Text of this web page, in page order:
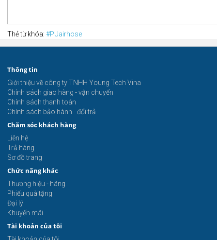
Thẻ từ khóa: #PUairhose
Thông tin
Giới thiệu về công ty TNHH Young Tech Vina
Chính sách giao hàng - vận chuyển
Chính sách thanh toán
Chính sách bảo hành - đổi trả
Chăm sóc khách hàng
Liên hệ
Trả hàng
Sơ đồ trang
Chức năng khác
Thương hiệu - hãng
Phiếu quà tặng
Đại lý
Khuyến mãi
Tài khoản của tôi